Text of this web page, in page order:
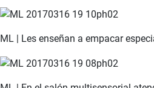
ML | Les enseñan a empacar